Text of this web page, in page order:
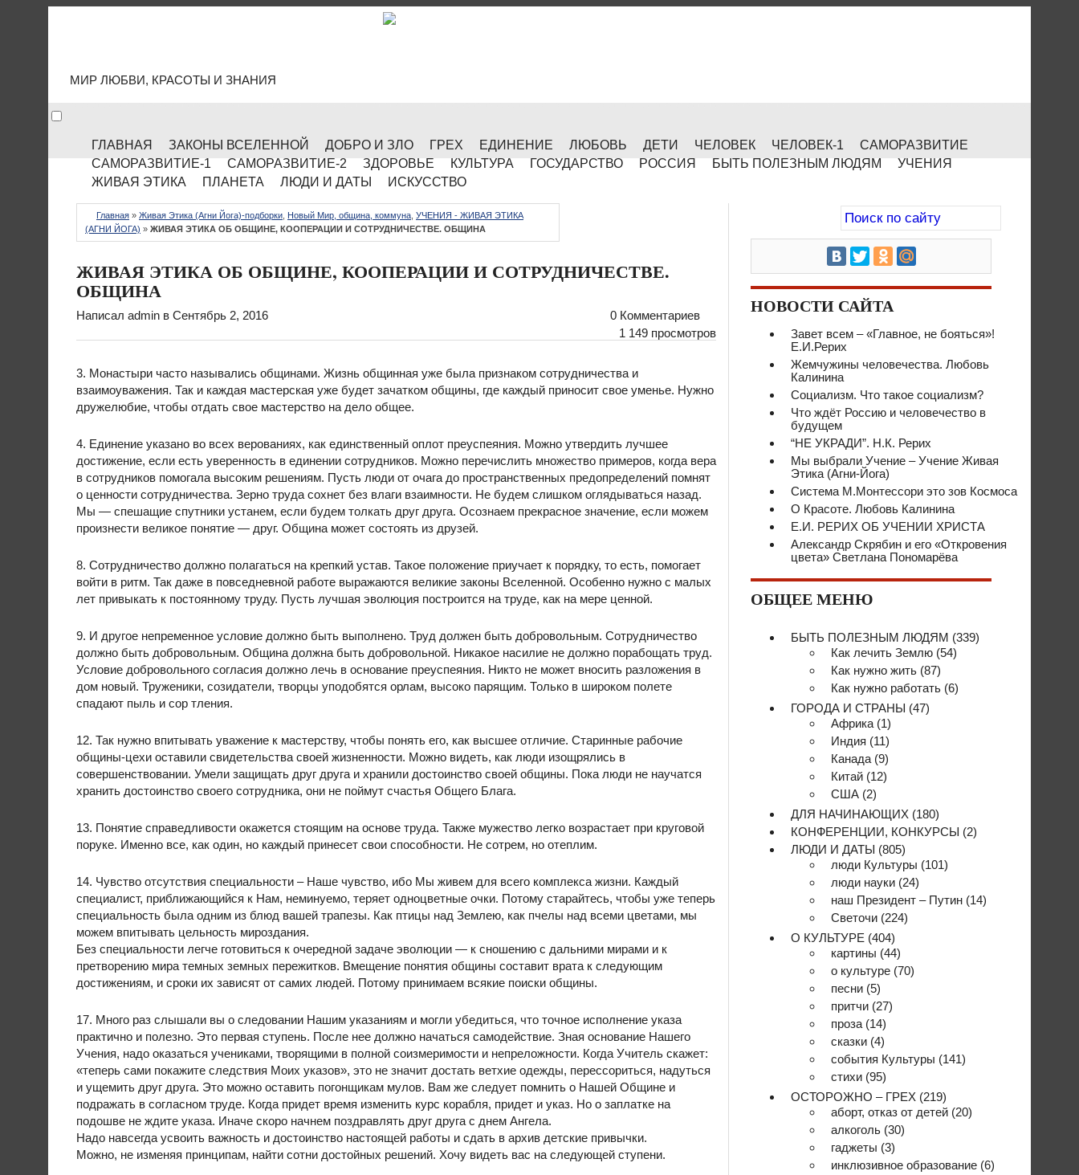
МИР ЛЮБВИ, КРАСОТЫ И ЗНАНИЯ
ГЛАВНАЯ ЗАКОНЫ ВСЕЛЕННОЙ ДОБРО И ЗЛО ГРЕХ ЕДИНЕНИЕ ЛЮБОВЬ ДЕТИ ЧЕЛОВЕК ЧЕЛОВЕК-1
САМОРАЗВИТИЕ
САМОРАЗВИТИЕ-1
САМОРАЗВИТИЕ-2 ЗДОРОВЬЕ КУЛЬТУРА ГОСУДАРСТВО РОССИЯ БЫТЬ ПОЛЕЗНЫМ ЛЮДЯМ
УЧЕНИЯ
ЖИВАЯ ЭТИКА
ПЛАНЕТА ЛЮДИ И ДАТЫ ИСКУССТВО
Главная » Живая Этика (Агни Йога)-подборки Новый Мир, община, коммуна УЧЕНИЯ - ЖИВАЯ ЭТИКА
(АГНИ ЙОГА) » ЖИВАЯ ЭТИКА ОБ ОБЩИНЕ, КООПЕРАЦИИ И СОТРУДНИЧЕСТВЕ. ОБЩИНА
ЖИВАЯ ЭТИКА ОБ ОБЩИНЕ, КООПЕРАЦИИ И СОТРУДНИЧЕСТВЕ.
ОБЩИНА
Написал admin в Сентябрь 2, 2016
0 Комментариев
1 149 просмотров
3. Монастыри часто назывались общинами. Жизнь общинная уже была признаком сотрудничества и
взаимоуважения. Так и каждая мастерская уже будет зачатком общины, где каждый приносит свое уменье. Нужно
дружелюбие, чтобы отдать свое мастерство на дело общее.
4. Единение указано во всех верованиях, как единственный оплот преуспеяния. Можно утвердить лучшее
достижение, если есть уверенность в единении сотрудников. Можно перечислить множество примеров, когда вера
в сотрудников помогала высоким решениям. Пусть люди от очага до пространственных предопределений помнят
о ценности сотрудничества. Зерно труда сохнет без влаги взаимности. Не будем слишком оглядываться назад.
Мы — спешащие спутники устанем, если будем толкать друг друга. Осознаем прекрасное значение, если можем
произнести великое понятие — друг. Община может состоять из друзей.
8. Сотрудничество должно полагаться на крепкий устав. Такое положение приучает к порядку, то есть, помогает
войти в ритм. Так даже в повседневной работе выражаются великие законы Вселенной. Особенно нужно с малых
лет привыкать к постоянному труду. Пусть лучшая эволюция построится на труде, как на мере ценной.
9. И другое непременное условие должно быть выполнено. Труд должен быть добровольным. Сотрудничество
должно быть добровольным. Община должна быть добровольной. Никакое насилие не должно порабощать труд.
Условие добровольного согласия должно лечь в основание преуспеяния. Никто не может вносить разложения в
дом новый. Труженики, созидатели, творцы уподобятся орлам, высоко парящим. Только в широком полете
спадают пыль и сор тления.
12. Так нужно впитывать уважение к мастерству, чтобы понять его, как высшее отличие. Старинные рабочие
общины-цехи оставили свидетельства своей жизненности. Можно видеть, как люди изощрялись в
совершенствовании. Умели защищать друг друга и хранили достоинство своей общины. Пока люди не научатся
хранить достоинство своего сотрудника, они не поймут счастья Общего Блага.
13. Понятие справедливости окажется стоящим на основе труда. Также мужество легко возрастает при круговой
поруке. Именно все, как один, но каждый принесет свои способности. Не сотрем, но отеплим.
14. Чувство отсутствия специальности – Наше чувство, ибо Мы живем для всего комплекса жизни. Каждый
специалист, приближающийся к Нам, неминуемо, теряет одноцветные очки. Потому старайтесь, чтобы уже теперь
специальность была одним из блюд вашей трапезы. Как птицы над Землею, как пчелы над всеми цветами, мы
можем впитывать цельность мироздания.
Без специальности легче готовиться к очередной задаче эволюции — к сношению с дальними мирами и к
претворению мира темных земных пережитков. Вмещение понятия общины составит врата к следующим
достижениям, и сроки их зависят от самих людей. Потому принимаем всякие поиски общины.
17. Много раз слышали вы о следовании Нашим указаниям и могли убедиться, что точное исполнение указа
практично и полезно. Это первая ступень. После нее должно начаться самодействие. Зная основание Нашего
Учения, надо оказаться учениками, творящими в полной соизмеримости и непреложности. Когда Учитель скажет:
«теперь сами покажите следствия Моих указов», это не значит достать ветхие одежды, перессориться, надуться
и ущемить друг друга. Это можно оставить погонщикам мулов. Вам же следует помнить о Нашей Общине и
подражать в согласном труде. Когда придет время изменить курс корабля, придет и указ. Но о заплатке на
подошве не ждите указа. Иначе скоро начнем поздравлять друг друга с днем Ангела.
Надо навсегда усвоить важность и достоинство настоящей работы и сдать в архив детские привычки.
Можно, не изменяя принципам, найти сотни достойных решений. Хочу видеть вас на следующей ступени.
НОВОСТИ САЙТА
Завет всем – «Главное, не бояться»!
Е.И.Рерих
Жемчужины человечества. Любовь
Калинина
Социализм. Что такое социализм?
Что ждёт Россию и человечество в
будущем
“НЕ УКРАДИ”. Н.К. Рерих
Мы выбрали Учение – Учение Живая
Этика (Агни-Йога)
Система М.Монтессори это зов Космоса
О Красоте. Любовь Калинина
Е.И. РЕРИХ ОБ УЧЕНИИ ХРИСТА
Александр Скрябин и его «Откровения
цвета» Светлана Пономарёва
ОБЩЕЕ МЕНЮ
БЫТЬ ПОЛЕЗНЫМ ЛЮДЯМ (339)
Как лечить Землю (54)
Как нужно жить (87)
Как нужно работать (6)
ГОРОДА И СТРАНЫ (47)
Африка (1)
Индия (11)
Канада (9)
Китай (12)
США (2)
ДЛЯ НАЧИНАЮЩИХ (180)
КОНФЕРЕНЦИИ, КОНКУРСЫ (2)
ЛЮДИ И ДАТЫ (805)
люди Культуры (101)
люди науки (24)
наш Президент – Путин (14)
Светочи (224)
О КУЛЬТУРЕ (404)
картины (44)
о культуре (70)
песни (5)
притчи (27)
проза (14)
сказки (4)
события Культуры (141)
стихи (95)
ОСТОРОЖНО – ГРЕХ (219)
аборт, отказ от детей (20)
алкоголь (30)
гаджеты (3)
инклюзивное образование (6)